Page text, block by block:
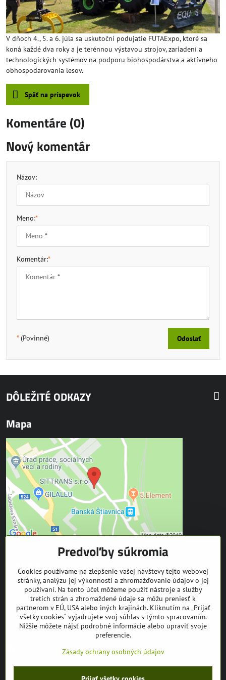
V dňoch 4., 5. a 6. júla sa uskutoční podujatie FUTAExpo, ktoré sa
koná každé dva roky a je terénnou výstavou strojov, zariadení a
technologických systémov na podporu biohospodárstva a aktívneho
obhospodarovania lesov.
Späť na príspevok
Komentáre (0)
Nový komentár
Názov:
Meno:*
Komentár:*
*(Povinné) Odoslať
DÔLEŽITÉ ODKAZY
Mapa
SITTRANS s.r.o.
Trate Mládeže 1
969 01 Banská Štiavnica
tel: +421 905 608 936
mail:info@equuseu.com
Instagram Youtube
Predvoľby súkromia
Cookies používame na zlepšenie vašej návštevy tejto webovej
stránky, analýzu jej výkonnosti a zhromažďovanie údajov o jej
používaní. Na tento účel môžeme použiť nástroje a služby
tretích strán a zhromaždené údaje sa môžu preniesť k
partnerom v EÚ, USA alebo iných krajinách. Kliknutím na „Prijať
všetky cookies“ vyjadrujete svoj súhlas s týmto spracovaním.
Nižšie môžete nájsť podrobné informácie alebo upraviť svoje
preferencie.
Zásady ochrany osobných údajov